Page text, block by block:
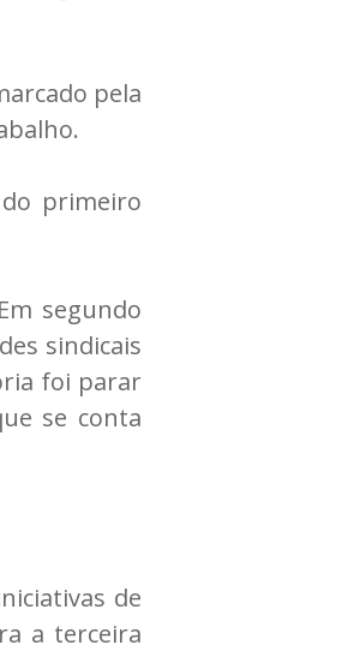
pela
primeiro
segundo
sindicais
foi parar
se conta
de
a terceira